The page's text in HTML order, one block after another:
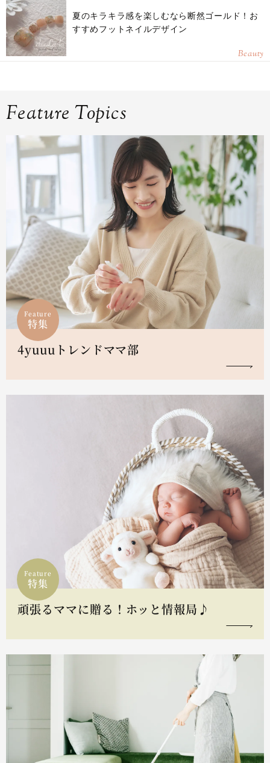
夏のキラキラ感を楽しむなら断然ゴールド！お
すすめフットネイルデザイン
Beauty
Feature Topics
Feature
特集
4yuuuトレンドママ部
Feature
特集
頑張るママに贈る！ホッと情報局♪